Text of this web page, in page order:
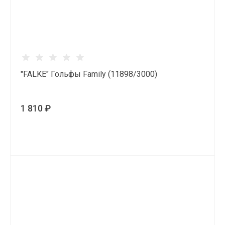
"FALKE" Гольфы Family (11898/3000)
1 810 ₽